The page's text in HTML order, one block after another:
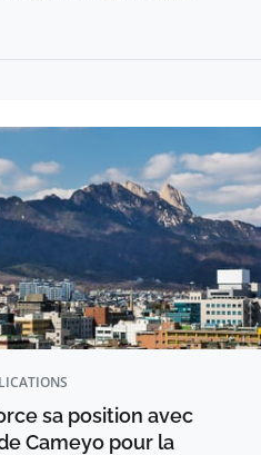
sa position avec
Cameyo pour la